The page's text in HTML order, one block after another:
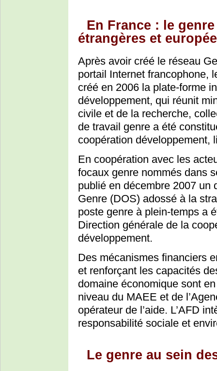
En France : le
étrangères et
Après avoir créé le réseau
portail Internet francophone,
créé en 2006 la plate-forme
développement, qui réunit
civile et de la recherche,
de travail genre a été
coopération développement,
En coopération avec les
focaux genre nommés dans
publié en décembre 2007 un
Genre (DOS) adossé à la
poste genre à plein-temps a
Direction générale de la
développement.
Des mécanismes financiers
et renforçant les capacités
domaine économique sont
niveau du MAEE et de
opérateur de l’aide. L’AFD
responsabilité sociale et
Le genre au sein